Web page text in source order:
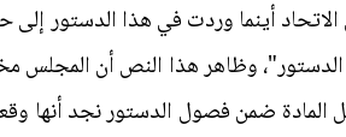
أينما وردت في هذا الدستور
الدستور"، وظاهر هذا النص أن
ضمن فصول الدستور نجد أنها